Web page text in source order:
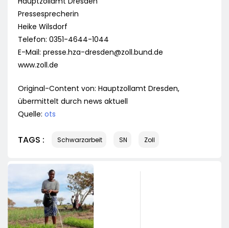
Pressesprecherin
Heike Wilsdorf
Telefon: 0351-4644-1044
E-Mail: presse.hza-dresden@zoll.bund.de
www.zoll.de
Original-Content von: Hauptzollamt Dresden,
übermittelt durch news aktuell
Quelle: ots
TAGS : Schwarzarbeit SN Zoll